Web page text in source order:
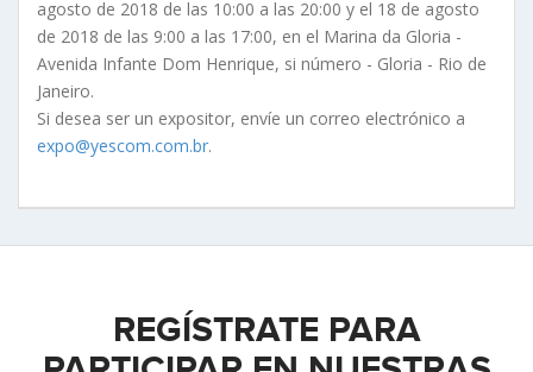
agosto de 2018 de las 10:00 a las 20:00 y el 18 de agosto
de 2018 de las 9:00 a las 17:00, en el Marina da Gloria -
Avenida Infante Dom Henrique, si número - Gloria - Rio de
Janeiro.
Si desea ser un expositor, envíe un correo electrónico a
expo@yescom.com.br.
REGÍSTRATE PARA